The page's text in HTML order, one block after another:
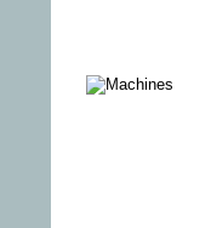
Der
Sportpenner